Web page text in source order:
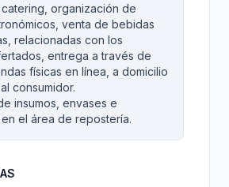
organización de
venta de bebidas
relacionadas con los
entrega a través de
físicas en línea, a domicilio
consumidor.
insumos, envases e
el área de repostería.